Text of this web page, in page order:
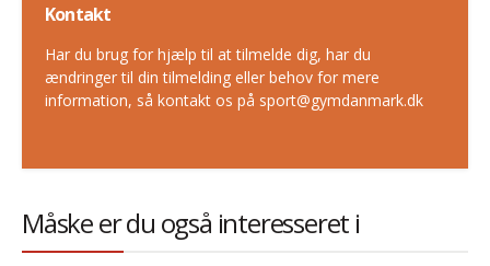
Kontakt
Har du brug for hjælp til at tilmelde dig, har du
ændringer til din tilmelding eller behov for mere
information, så kontakt os på sport@gymdanmark.dk
Måske er du også interesseret i